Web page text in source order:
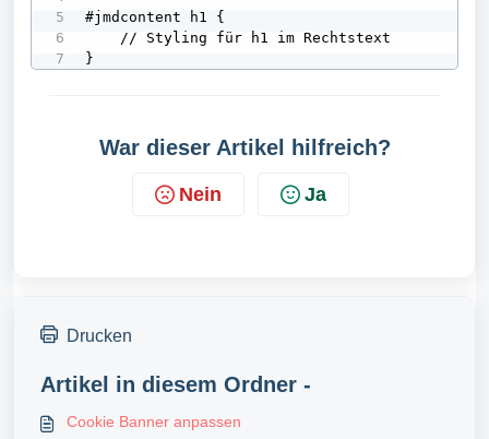
#jmdcontent h1 {
}
War dieser Artikel hilfreich?
Nein Ja
Drucken
Artikel in diesem Ordner -
Cookie Banner anpassen